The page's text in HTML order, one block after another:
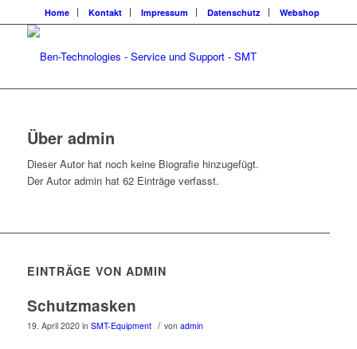
Home Kontakt Impressum Datenschutz Webshop
Über admin
Dieser Autor hat noch keine Biografie hinzugefügt.
Der Autoradminhat 62 Einträge verfasst.
EINTRÄGE VON ADMIN
Schutzmasken
19. April 2020 in SMT-Equipment / von admin